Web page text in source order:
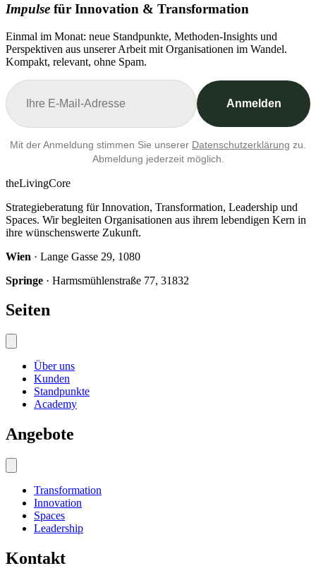
Impulse für Innovation & Transformation
Einmal im Monat: neue Standpunkte, Methoden-Insights und
Perspektiven aus unserer Arbeit mit Organisationen im Wandel.
Kompakt, relevant, ohne Spam.
Anmelden
Mit der Anmeldung stimmen Sie unserer Datenschutzerklärung zu.
Abmeldung jederzeit möglich.
theLivingCore
Strategieberatung für Innovation, Transformation, Leadership und
Spaces. Wir begleiten Organisationen aus ihrem lebendigen Kern in
ihre wünschenswerte Zukunft.
Wien · Lange Gasse 29, 1080
Springe · Harmsmühlenstraße 77, 31832
Seiten
Über uns
Kunden
Standpunkte
Academy
Angebote
Transformation
Innovation
Spaces
Leadership
Kontakt